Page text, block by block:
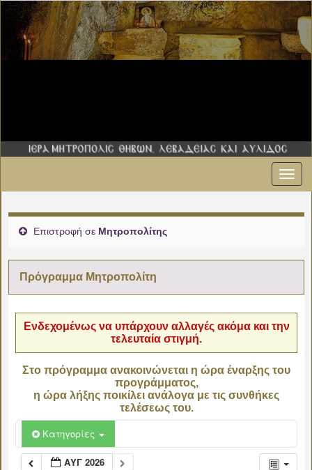
Επιστροφή σε Μητροπολίτης
Πρόγραμμα Μητροπολίτη
Ενδεχομένως να υπάρχουν αλλαγές ακόμα και την
τελευταία στιγμή.
Στο πρόγραμμα ανακοινώνεται η ώρα έναρξης του
προγράμματος,
η ώρα λήξης ποικίλει ανάλογα με τις συνθήκες
τελέσεως του.
Κατηγορίες
ΑΥΓ 2026